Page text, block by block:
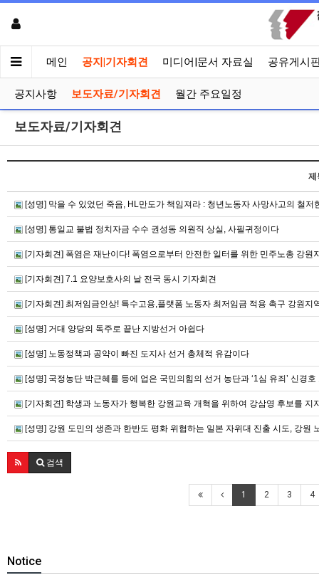
메인 공지|기자회견 미디어|문서 자료실 공유게시
공지사항 보도자료/기자회견 월간 주요일정
보도자료/기자회견
제
[성명] 막을 수 있었던 죽음, HL만도가 책임져라 : 청년노동자 사망사고의 철
[성명] 통일교 불법 정치자금 수수 권성동 의원직 상실, 사필귀정이다
[기자회견] 폭염은 재난이다! 폭염으로부터 안전한 일터를 위한 민주노총 강원
[기자회견] 7.1 요양보호사의 날 전국 동시 기자회견
[기자회견] 최저임금인상! 특수고용,플랫폼 노동자 최저임금 적용 촉구 강원지
[성명] 거대 양당의 독주로 끝난 지방선거 아쉽다
[성명] 노동정책과 공약이 빠진 도지사 선거 총체적 유감이다
[성명] 국정농단 박근혜를 등에 업은 국민의힘의 선거 농단과 ‘1심 유죄’ 신경
[기자회견] 학생과 노동자가 행복한 강원교육 개혁을 위하여 강삼영 후보를 지
[성명] 강원 도민의 생존과 한반도 평화 위협하는 일본 자위대 진출 시도, 강원
검색
1 2 3 4
Notice